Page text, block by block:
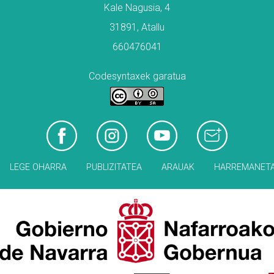
Kale Nagusia, 4
31891, Atallu
660476041
Codesyntaxek garatua
LEGE OHARRA PUBLIZITATEA ARAUAK